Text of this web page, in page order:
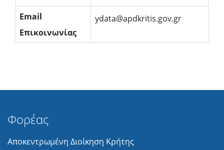
Email
Επικοινωνίας
ydata@apdkritis.gov.gr
Φορέας
Αποκεντρωμένη Διοίκηση Κρήτης